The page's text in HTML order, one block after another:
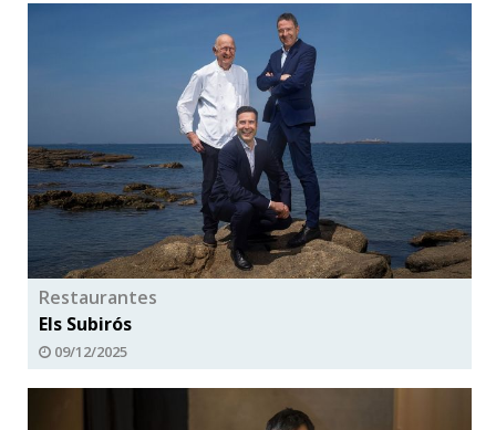
Restaurantes
Els Subirós
09/12/2025